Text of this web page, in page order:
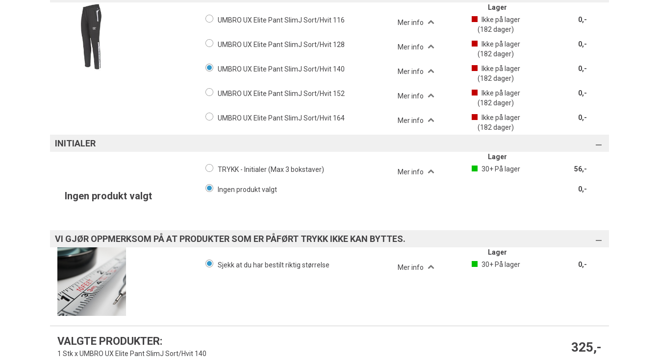
Lager
UMBRO UX Elite Pant SlimJ Sort/Hvit 116
Mer info
Ikke på lager
(182 dager)
0,-
UMBRO UX Elite Pant SlimJ Sort/Hvit 128 Mer info
Ikke på lager
(182 dager)
0,-
UMBRO UX Elite Pant SlimJ Sort/Hvit 140 Mer info
Ikke på lager
(182 dager)
0,-
UMBRO UX Elite Pant SlimJ Sort/Hvit 152 Mer info
Ikke på lager
(182 dager)
0,-
UMBRO UX Elite Pant SlimJ Sort/Hvit 164 Mer info
Ikke på lager
(182 dager)
0,-
INITIALER
Ingen produkt valgt
Lager
TRYKK - Initialer (Max 3 bokstaver)
Mer info 30+På lager 56,-
Ingen produkt valgt 0,-
VI GJØR OPPMERKSOM PÅ AT PRODUKTER SOM ER PÅFØRT TRYKK IKKE KAN BYTTES.
Lager
Sjekk at du har bestilt riktig størrelse
Mer info 30+På lager 0,-
VALGTE PRODUKTER:
1 Stk x UMBRO UX Elite Pant SlimJ Sort/Hvit 140
325,-